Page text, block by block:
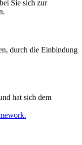
Sie sich zur
durch die Einbindung
hat sich dem